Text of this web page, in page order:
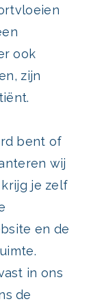
ook
zijn
bent of
wij
je zelf
en de
in ons
de